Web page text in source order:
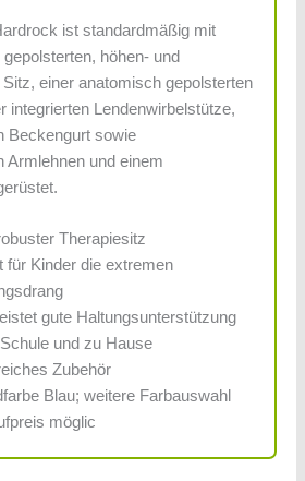
ist standardmäßig mit
höhen- und
einer anatomisch gepolsterten
integrierten Lendenwirbelstütze,
Beckengurt sowie
Armlehnen und einem
Therapiesitz
für Kinder die extremen
gute Haltungsunterstützung
Schule und zu Hause
Zubehör
Blau; weitere Farbauswahl
möglic